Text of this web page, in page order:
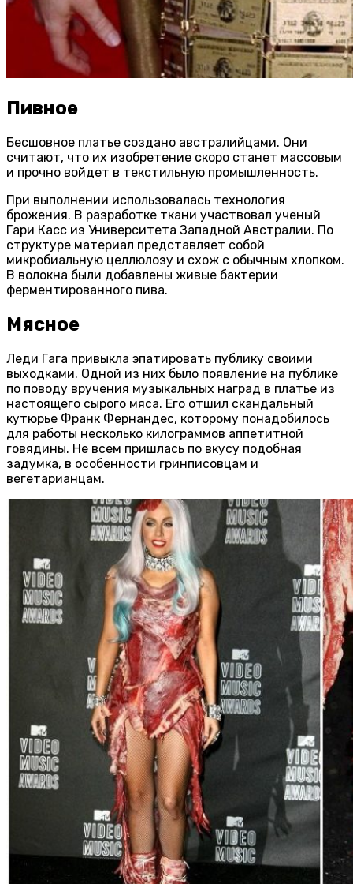
Пивное
Бесшовное платье создано австралийцами. Они
считают, что их изобретение скоро станет массовым
и прочно войдет в текстильную промышленность.
При выполнении использовалась технология
брожения. В разработке ткани участвовал ученый
Гари Касс из Университета Западной Австралии. По
структуре материал представляет собой
микробиальную целлюлозу и схож с обычным хлопком.
В волокна были добавлены живые бактерии
ферментированного пива.
Мясное
Леди Гага привыкла эпатировать публику своими
выходками. Одной из них было появление на публике
по поводу вручения музыкальных наград в платье из
настоящего сырого мяса. Его отшил скандальный
кутюрье Франк Фернандес, которому понадобилось
для работы несколько килограммов аппетитной
говядины. Не всем пришлась по вкусу подобная
задумка, в особенности гринписовцам и
вегетарианцам.